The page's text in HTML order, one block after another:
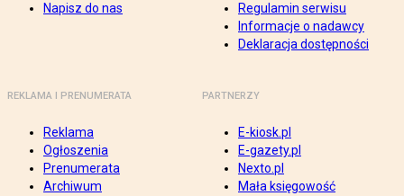
Napisz do nas
Regulamin serwisu
Informacje o nadawcy
Deklaracja dostępności
REKLAMA I PRENUMERATA
Reklama
Ogłoszenia
Prenumerata
Archiwum
PARTNERZY
E-kiosk.pl
E-gazety.pl
Nexto.pl
Mała księgowość